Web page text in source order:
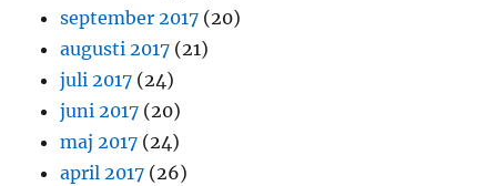
september 2017 (20)
augusti 2017 (21)
juli 2017 (24)
juni 2017 (20)
maj 2017 (24)
april 2017 (26)